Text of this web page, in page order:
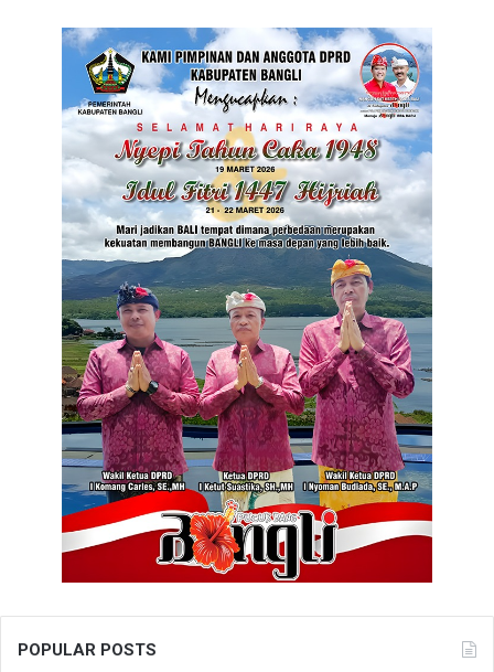
POPULAR POSTS